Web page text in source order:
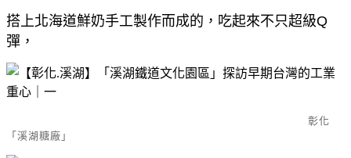
搭上北海道鮮奶手工製作而成的，吃起來不只超級Q
彈，
彰化
「溪湖糖廠」